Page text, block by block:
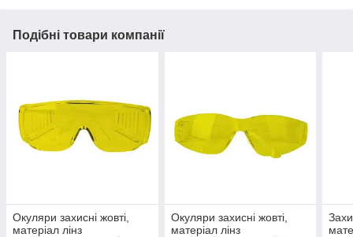
Подібні товари компанії
Окуляри захисні жовті,
матеріал лінз
Окуляри захисні жовті,
матеріал лінз